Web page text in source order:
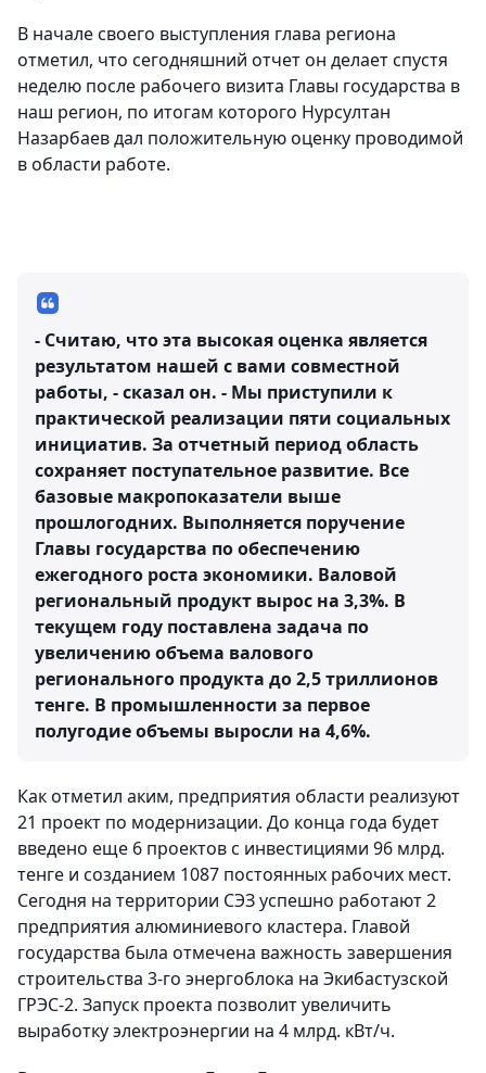
В начале своего выступления глава региона
отметил, что сегодняшний отчет он делает спустя
неделю после рабочего визита Главы государства в
наш регион, по итогам которого Нурсултан
Назарбаев дал положительную оценку проводимой
в области работе.
- Считаю, что эта высокая оценка является
результатом нашей с вами совместной
работы, - сказал он. - Мы приступили к
практической реализации пяти социальных
инициатив. За отчетный период область
сохраняет поступательное развитие. Все
базовые макропоказатели выше
прошлогодних. Выполняется поручение
Главы государства по обеспечению
ежегодного роста экономики. Валовой
региональный продукт вырос на 3,3%. В
текущем году поставлена задача по
увеличению объема валового
регионального продукта до 2,5 триллионов
тенге. В промышленности за первое
полугодие объемы выросли на 4,6%.
Как отметил аким, предприятия области реализуют
21 проект по модернизации. До конца года будет
введено еще 6 проектов с инвестициями 96 млрд.
тенге и созданием 1087 постоянных рабочих мест.
Сегодня на территории СЭЗ успешно работают 2
предприятия алюминиевого кластера. Главой
государства была отмечена важность завершения
строительства 3-го энергоблока на Экибастузской
ГРЭС-2. Запуск проекта позволит увеличить
выработку электроэнергии на 4 млрд. кВт/ч.